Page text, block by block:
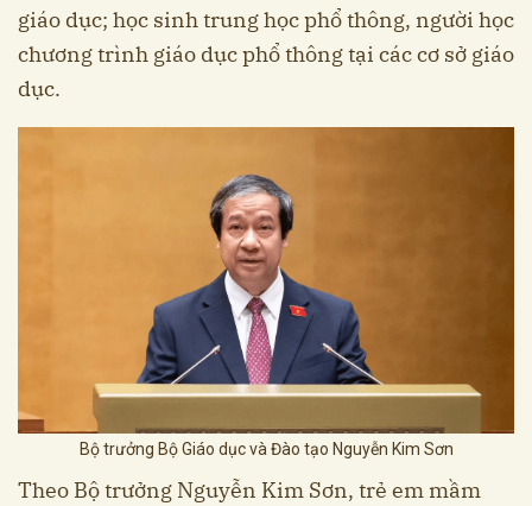
giáo dục; học sinh trung học phổ thông, người học
chương trình giáo dục phổ thông tại các cơ sở giáo
dục.
Bộ trưởng Bộ Giáo dục và Đào tạo Nguyễn Kim Sơn
Theo Bộ trưởng Nguyễn Kim Sơn, trẻ em mầm